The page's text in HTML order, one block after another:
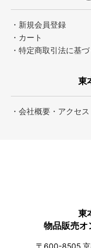
・新規会員登録
・カート
・特定商取引法に基
東
・会社概要・アクセス
東
物品販売オ